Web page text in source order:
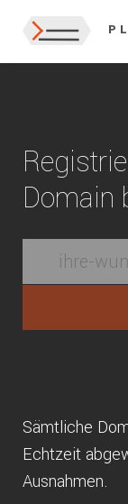
Domain
Sämtliche
Echtzeit
Ausnahmen.